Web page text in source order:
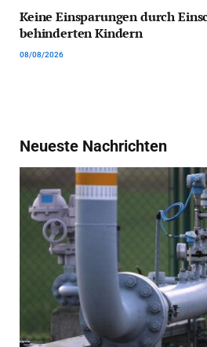
Keine Einsparungen durch
behinderten Kindern
08/08/2026
Neueste Nachrichten